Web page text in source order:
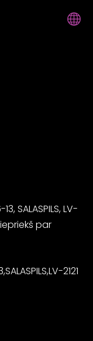
SALASPILS, LV-
par
2121